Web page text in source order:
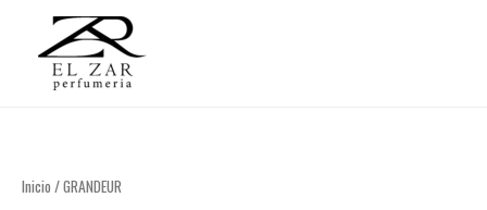
contenido
Inicio / GRANDEUR